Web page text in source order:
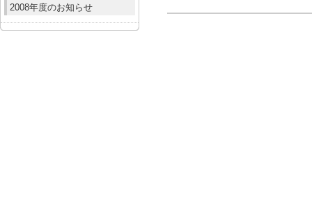
2008年度のお知らせ